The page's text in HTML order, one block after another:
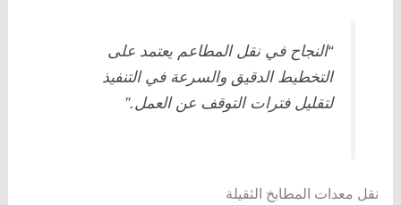
“النجاح في نقل المطاعم يعتمد على
التخطيط الدقيق والسرعة في التنفيذ
لتقليل فترات التوقف عن العمل.”
نقل معدات المطابخ الثقيلة